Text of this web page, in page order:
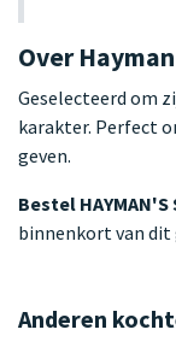
Over
Geselecteerd om
karakter. Perfect
geven.
Bestel
binnenkort van dit
Anderen